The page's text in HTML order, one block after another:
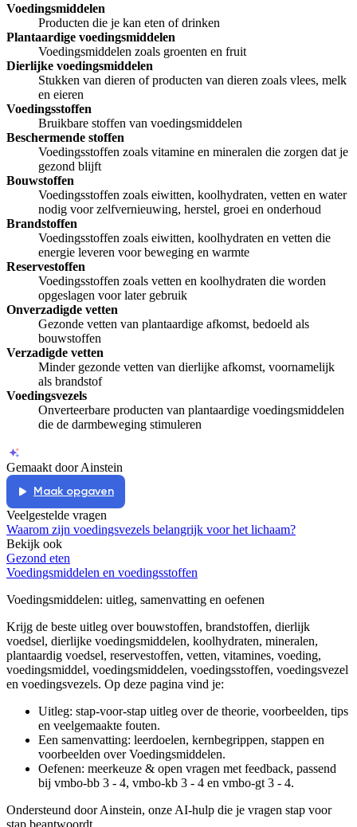
Voedingsmiddelen
Producten die je kan eten of drinken
Plantaardige voedingsmiddelen
Voedingsmiddelen zoals groenten en fruit
Dierlijke voedingsmiddelen
Stukken van dieren of producten van dieren zoals vlees, melk
en eieren
Voedingsstoffen
Bruikbare stoffen van voedingsmiddelen
Beschermende stoffen
Voedingsstoffen zoals vitamine en mineralen die zorgen dat je
gezond blijft
Bouwstoffen
Voedingsstoffen zoals eiwitten, koolhydraten, vetten en water
nodig voor zelfvernieuwing, herstel, groei en onderhoud
Brandstoffen
Voedingsstoffen zoals eiwitten, koolhydraten en vetten die
energie leveren voor beweging en warmte
Reservestoffen
Voedingsstoffen zoals vetten en koolhydraten die worden
opgeslagen voor later gebruik
Onverzadigde vetten
Gezonde vetten van plantaardige afkomst, bedoeld als
bouwstoffen
Verzadigde vetten
Minder gezonde vetten van dierlijke afkomst, voornamelijk
als brandstof
Voedingsvezels
Onverteerbare producten van plantaardige voedingsmiddelen
die de darmbeweging stimuleren
Gemaakt door Ainstein
Maak opgaven
Veelgestelde vragen
Waarom zijn voedingsvezels belangrijk voor het lichaam?
Bekijk ook
Gezond eten
Voedingsmiddelen en voedingsstoffen
Voedingsmiddelen: uitleg, samenvatting en oefenen
Krijg de beste uitleg over bouwstoffen, brandstoffen, dierlijk
voedsel, dierlijke voedingsmiddelen, koolhydraten, mineralen,
plantaardig voedsel, reservestoffen, vetten, vitamines, voeding,
voedingsmiddel, voedingsmiddelen, voedingsstoffen, voedingsvezel
en voedingsvezels. Op deze pagina vind je:
Uitleg: stap-voor-stap uitleg over de theorie, voorbeelden, tips
en veelgemaakte fouten.
Een samenvatting: leerdoelen, kernbegrippen, stappen en
voorbeelden overVoedingsmiddelen.
Oefenen: meerkeuze & open vragen met feedback, passend
bij vmbo-bb 3 - 4, vmbo-kb 3 - 4 en vmbo-gt 3 - 4.
Ondersteund door Ainstein, onze AI-hulp die je vragen stap voor
stap beantwoordt.